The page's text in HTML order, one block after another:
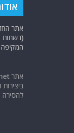
אתר
(רשתות
להסירה